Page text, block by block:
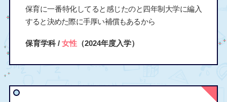
保育に一番特化してると感じたのと四年制大学に編入
すると決めた際に手厚い補償もあるから
保育学科 / 女性（2024年度入学）